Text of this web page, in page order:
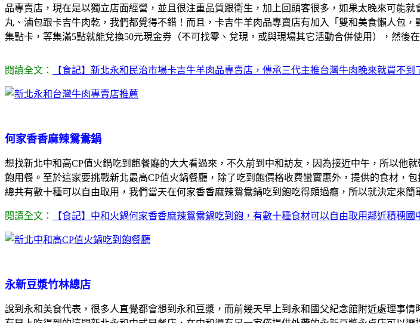
品專賣店，現在是以獨立店面經營，並且很注重品質跟衛生，加上回頭客很多，如果太晚來可能
丸、滷包跟卡吉牛肉乾，我們都覺得不錯！而且，卡吉牛羊肉品專賣店有加入「雙和美食懶人包，
集點卡，等集滿5點就能兌換50元現金券（不可找零、兌現，或與現場其它活動合併使用），然後
閱讀全文： 【食記】新北永和民治市場卡吉牛羊肉品專賣店，傳承三代主推台灣牛肉晚來就買不到
何家香香麻辣鴛鴦鍋
想找新北中和高CP值火鍋吃到飽餐廳的大大看過來，不久前到中和訪友，因為接近中午，所以他
飽用餐。至於這家要挑戰新北最高CP值火鍋餐廳，除了吃到飽價格收費蠻實惠外，提供的食材，
總共有數十種可以自由取用，我們當天在何家香香麻辣鴛鴦鍋吃到飽吃得頗過癮，所以就決定來
閱讀全文： 【食記】中和火鍋何家香香麻辣鴛鴦鍋吃到飽，有數十種食材可以自由取用鄰近積穗國
永新豆漿竹林總店
說到永和美食代表，很多人直覺都會想到永和豆漿，而前幾天早上到永和國父紀念館附近處理事